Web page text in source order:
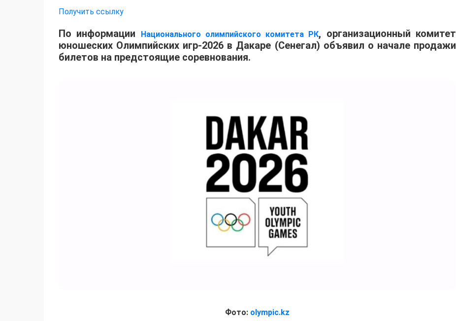
Получить ссылку
По информации Национального олимпийского комитета РК, организационный комитет
юношеских Олимпийских игр-2026 в Дакаре (Сенегал) объявил о начале продажи
билетов на предстоящие соревнования.
Фото: olympic.kz